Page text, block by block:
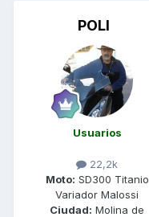
POLI
Usuarios
22,2k
Moto: SD300 Titanio
Variador Malossi
Ciudad: Molina de